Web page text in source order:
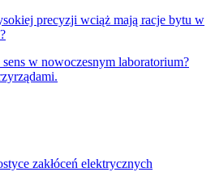
precyzji wciąż mają racje bytu w
w nowoczesnym laboratorium?
zakłóceń elektrycznych